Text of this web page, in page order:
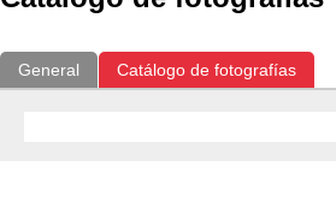
General Catálogo de fotografías